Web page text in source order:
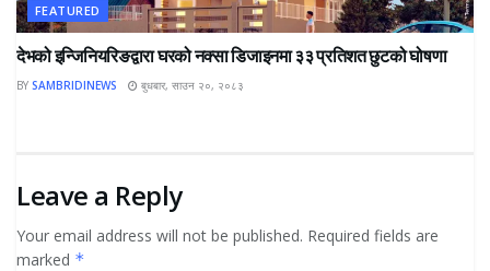
FEATURED
देभको इन्जिनियरिङद्वारा घरको नक्सा डिजाइनमा ३३ प्रतिशत छुटको घोषणा
BY SAMBRIDINEWS बुधबार, साउन २०, २०८३
Leave a Reply
Your email address will not be published. Required fields are
marked *